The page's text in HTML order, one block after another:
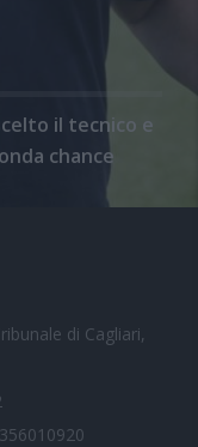
il tecnico e
chance
di Cagliari,